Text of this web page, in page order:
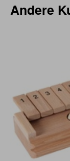
Andere